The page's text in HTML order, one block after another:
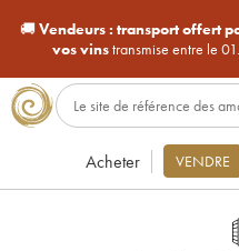
🚚Vendeurs : transport offert
vos vinstransmise entre le
Acheter VENDRE